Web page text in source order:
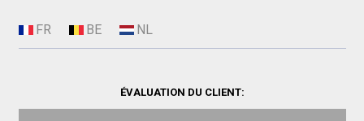
ÉVALUATION DU CLIENT: